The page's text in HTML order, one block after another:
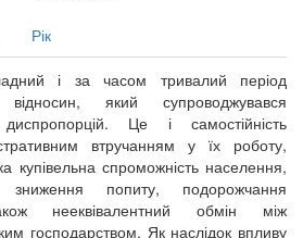
Рік
і за часом тривалий період
який супроводжувався
Це і самостійність
втручанням у їх роботу,
купівельна спроможність населення,
попиту, подорожчання
нееквівалентний обмін між
господарством. Як наслідок впливу